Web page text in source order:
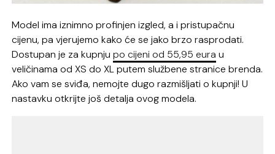
Model ima iznimno profinjen izgled, a i pristupačnu
cijenu, pa vjerujemo kako će se jako brzo rasprodati.
Dostupan je za kupnjupo cijeni od 55,95 eura u
veličinama od XS do XL putem službene stranice brenda.
Ako vam se sviđa, nemojte dugo razmišljati o kupnji! U
nastavku otkrijte još detalja ovog modela.